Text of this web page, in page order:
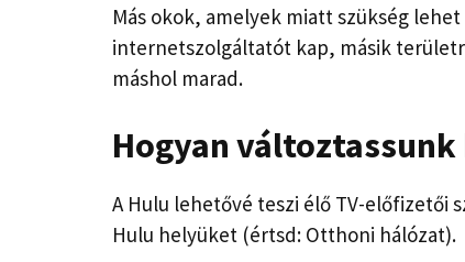
Más okok, amelyek miatt szükség
internetszolgáltatót kap, másik
máshol marad.
Hogyan
A Hulu lehetővé teszi élő TV-előfizetői
Hulu helyüket (értsd: Otthoni hálózat).